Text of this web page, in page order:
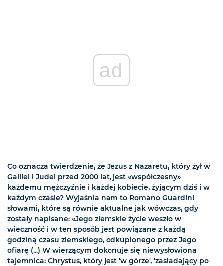
ad
Co oznacza twierdzenie, że Jezus z Nazaretu, który żył w
Galilei i Judei przed 2000 lat, jest «współczesny»
każdemu mężczyźnie i każdej kobiecie, żyjącym dziś i w
każdym czasie? Wyjaśnia nam to Romano Guardini
słowami, które są równie aktualne jak wówczas, gdy
zostały napisane: «Jego ziemskie życie weszło w
wieczność i w ten sposób jest powiązane z każdą
godziną czasu ziemskiego, odkupionego przez Jego
ofiarę (...) W wierzącym dokonuje się niewysłowiona
tajemnica: Chrystus, który jest 'w górze', 'zasiadający po